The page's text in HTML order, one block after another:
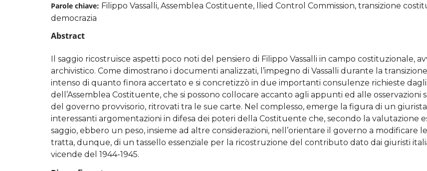
Parole chiave: Filippo Vassalli, Assemblea Costituente, llied Control Commission, transizione
democrazia
Abstract
Il saggio ricostruisce aspetti poco noti del pensiero di Filippo Vassalli in campo costituzionale,
archivistico. Come dimostrano i documenti analizzati, l’impegno di Vassalli durante la
intenso di quanto finora accertato e si concretizzò in due importanti consulenze richieste
dell’Assemblea Costituente, che si possono collocare accanto agli appunti ed alle
del governo provvisorio, ritrovati tra le sue carte. Nel complesso, emerge la figura di un
interessanti argomentazioni in difesa dei poteri della Costituente che, secondo la valutazione
saggio, ebbero un peso, insieme ad altre considerazioni, nell’orientare il governo a modificare
tratta, dunque, di un tassello essenziale per la ricostruzione del contributo dato dai giuristi
vicende del 1944-1945.